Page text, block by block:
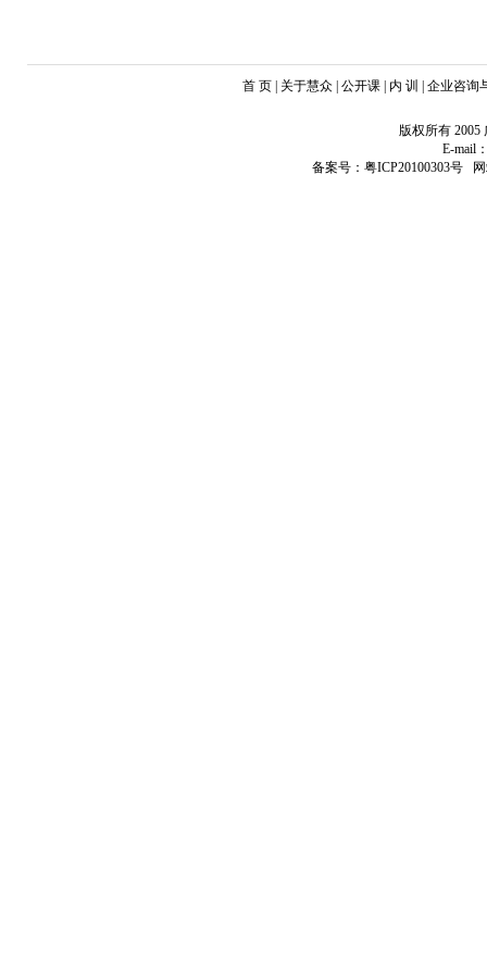
首 页 | 关于慧众 | 公开课 | 内 训 | 企业咨
版权所有 2005
E-mail
备案号：粤ICP20100303号